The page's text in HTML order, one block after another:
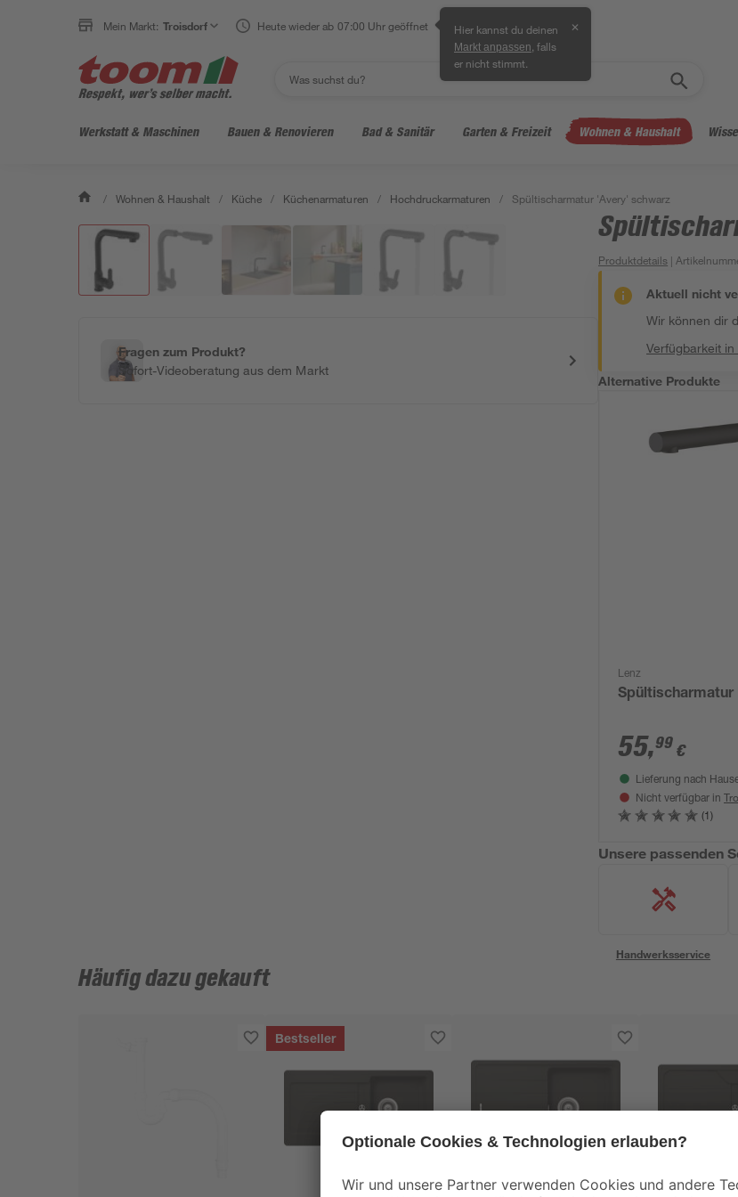
Mein Markt: Troisdorf Heute wieder ab 07:00 Uhr geöffnet Hier kannst du deinen
Markt anpassen , falls
er nicht stimmt.
✕
Werkstatt & Maschinen Bauen & Renovieren Bad & Sanitär Garten & Freizeit Wohnen & Haushalt
/ Wohnen & Haushalt / Küche / Küchenarmaturen / Hochdruckarmaturen / Spültischarmatur 'Avery' schwarz
Fragen zum Produkt?
Sofort-Videoberatung aus dem Markt
Produktdetails |
Aktuell nicht
Wir können dir
Verfügbarkeit
Alternative Produkte
Lenz
Spültischarmatur
55,99 €
Lieferung nach
Nicht verfügbar in
(1)
Unsere passenden
Handwerksservice
Häufig dazu gekauft
Bestseller